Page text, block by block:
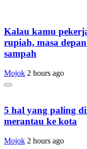
Kalau kamu
rupiah, masa
sampah
Mojok 2 hours ago
5 hal yang paling
merantau ke kota
Mojok 2 hours ago